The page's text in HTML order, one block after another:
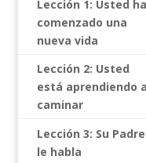
Lección 1: Usted ha
comenzado una
nueva vida
Lección 2: Usted
está aprendiendo a
caminar
Lección 3: Su Padre
le habla